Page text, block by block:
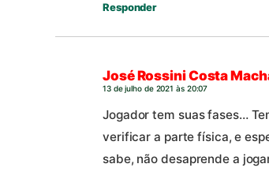
Responder
José Rossini Costa
13 de julho de 2021 às 20:07
Jogador tem suas fases…
verificar a parte física, e
sabe, não desaprende a